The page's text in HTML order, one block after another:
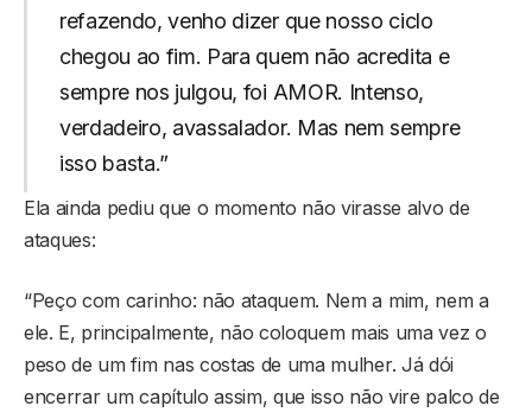
refazendo, venho dizer que nosso ciclo
chegou ao fim. Para quem não acredita e
sempre nos julgou, foi AMOR. Intenso,
verdadeiro, avassalador. Mas nem sempre
isso basta.”
Ela ainda pediu que o momento não virasse alvo de
ataques:
“Peço com carinho: não ataquem. Nem a mim, nem a
ele. E, principalmente, não coloquem mais uma vez o
peso de um fim nas costas de uma mulher. Já dói
encerrar um capítulo assim, que isso não vire palco de